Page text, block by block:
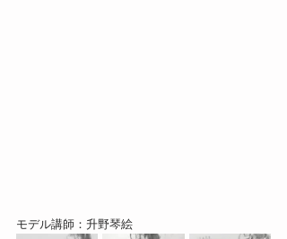
モデル講師：升野琴絵